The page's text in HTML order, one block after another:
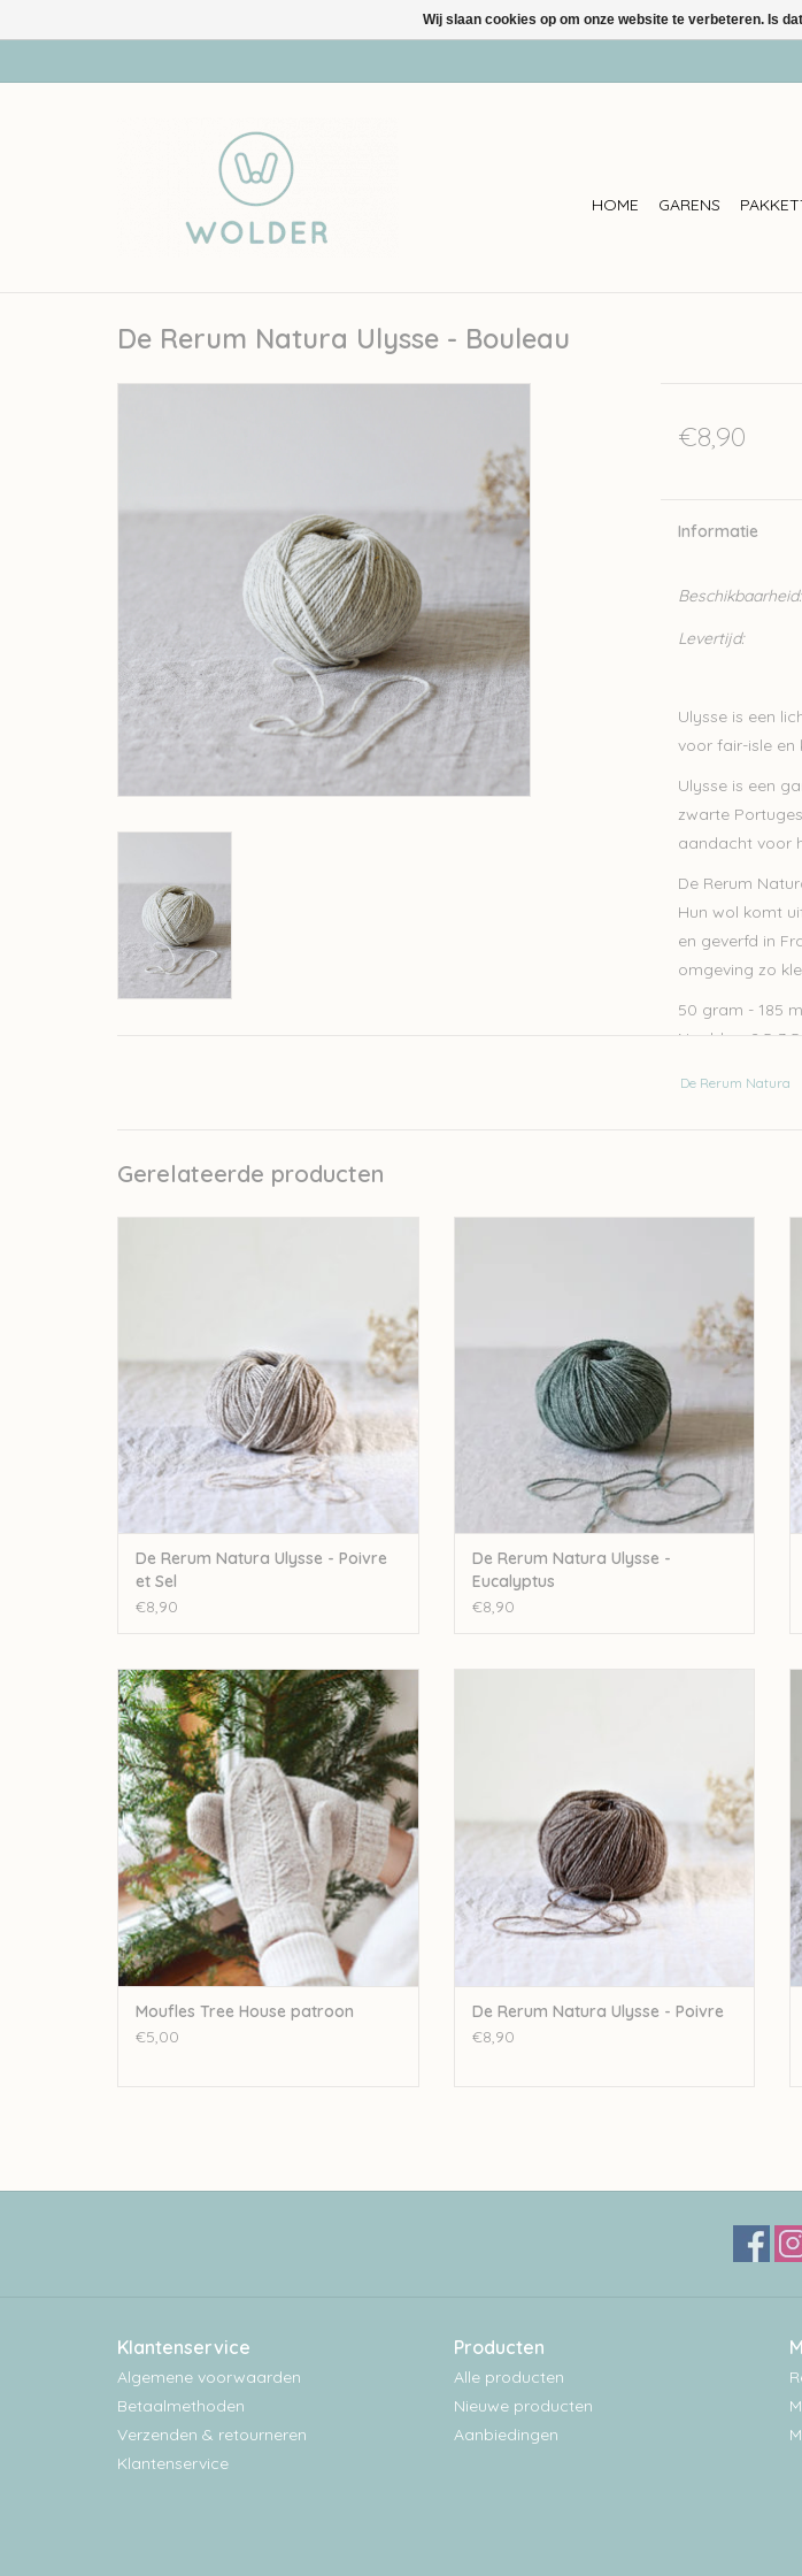
HOME GARENS
De Rerum Natura Ulysse - Bouleau
€8,90
Informatie
Beschikbaarheid:
Levertijd:
Ulysse is een
voor fair-isle en
Ulysse is een
zwarte
aandacht voor
De Rerum
Hun wol komt
en geverfd in
omgeving zo
50 gram - 185
Naalden: 2,5-
De Rerum Natura
Gerelateerde producten
De Rerum Natura Ulysse - Poivre
et Sel
€8,90
De Rerum Natura Ulysse -
Eucalyptus
€8,90
Moufles Tree House patroon
TOEVOEGEN AAN WINKELWAGEN
Moufles Tree House patroon
€5,00
De Rerum Natura Ulysse - Poivre
€8,90
Klantenservice
Algemene voorwaarden
Betaalmethoden
Verzenden & retourneren
Klantenservice
Producten
Alle producten
Nieuwe producten
Aanbiedingen
Wij slaan cookies op om onze website te verbeteren. Is